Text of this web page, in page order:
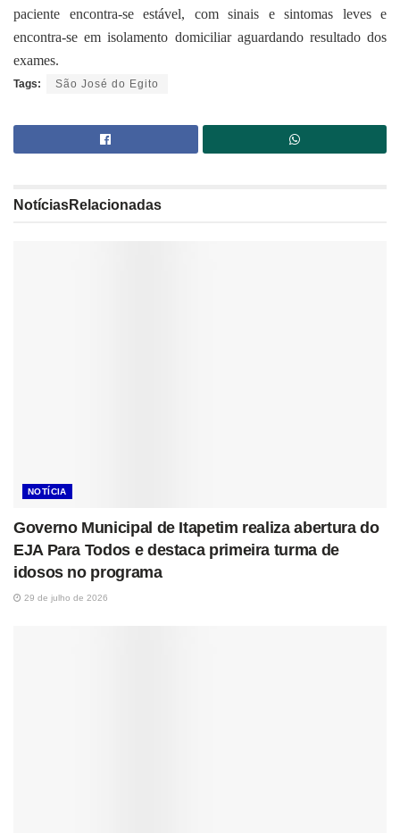
paciente encontra-se estável, com sinais e sintomas leves e
encontra-se em isolamento domiciliar aguardando resultado dos
exames.
Tags: São José do Egito
NotíciasRelacionadas
NOTÍCIA
Governo Municipal de Itapetim realiza abertura do
EJA Para Todos e destaca primeira turma de
idosos no programa
29 de julho de 2026